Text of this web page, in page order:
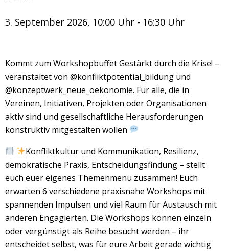
3. September 2026, 10:00 Uhr - 16:30 Uhr
Kommt zum WorkshopbuffetGestärkt durch die Krise! –
veranstaltet von @konfliktpotential_bildung und
@konzeptwerk_neue_oekonomie. Für alle, die in
Vereinen, Initiativen, Projekten oder Organisationen
aktiv sind und gesellschaftliche Herausforderungen
konstruktiv mitgestalten wollen
Konfliktkultur und Kommunikation, Resilienz,
demokratische Praxis, Entscheidungsfindung – stellt
euch euer eigenes Themenmenü zusammen! Euch
erwarten 6 verschiedene praxisnahe Workshops mit
spannenden Impulsen und viel Raum für Austausch mit
anderen Engagierten. Die Workshops können einzeln
oder vergünstigt als Reihe besucht werden – ihr
entscheidet selbst, was für eure Arbeit gerade wichtig